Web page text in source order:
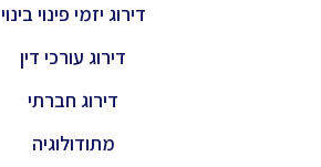
דירוג יזמי פינוי בינוי
דירוג עורכי דין
דירוג חברתי
מתודולוגיה